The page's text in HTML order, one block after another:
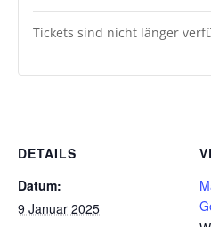
DETAILS
Datum:
9 Januar 2025
Tickets sind nicht länger